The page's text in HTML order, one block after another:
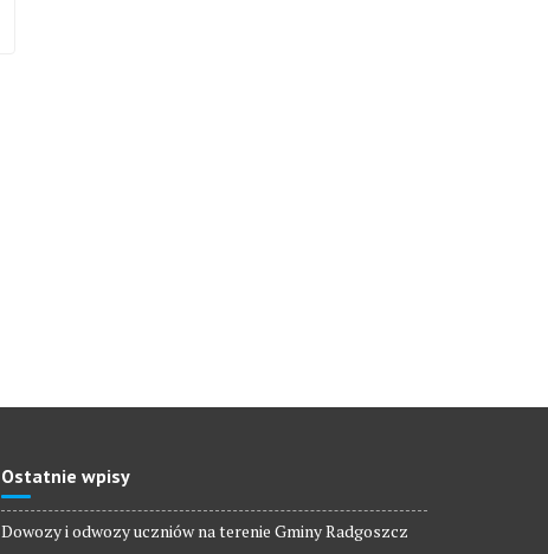
Ostatnie wpisy
Dowozy i odwozy uczniów na terenie Gminy Radgoszcz